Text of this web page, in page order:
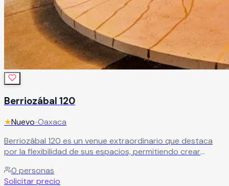
Berriozábal 120
★Nuevo•Oaxaca
Berriozábal 120 es un venue extraordinario que destaca
por la flexibilidad de sus espacios, permitiendo crear
minimalista abre la posibilidad a una amplia variedad de
decoraciones y conceptos temáticos, sin límites. Ubicado
0 personas
Solicitar precio